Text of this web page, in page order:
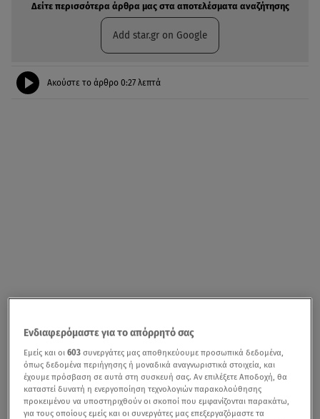
Δείτε περισσότερα άρθρα μας στα αποτελέσματα αναζήτησης
Add star.gr on Google
Ακούστε το άρθρο 0:27 λεπτά
Ενδιαφερόμαστε για το απόρρητό σας
Εμείς και οι603 συνεργάτες μας αποθηκεύουμε προσωπικά δεδομένα,
όπως δεδομένα περιήγησης ή μοναδικά αναγνωριστικά στοιχεία, και
έχουμε πρόσβαση σε αυτά στη συσκευή σας. Αν επιλέξετε Αποδοχή, θα
καταστεί δυνατή η ενεργοποίηση τεχνολογιών παρακολούθησης
προκειμένου να υποστηριχθούν οι σκοποί που εμφανίζονται παρακάτω,
για τους οποίους εμείς και οι συνεργάτες μας επεξεργαζόμαστε τα